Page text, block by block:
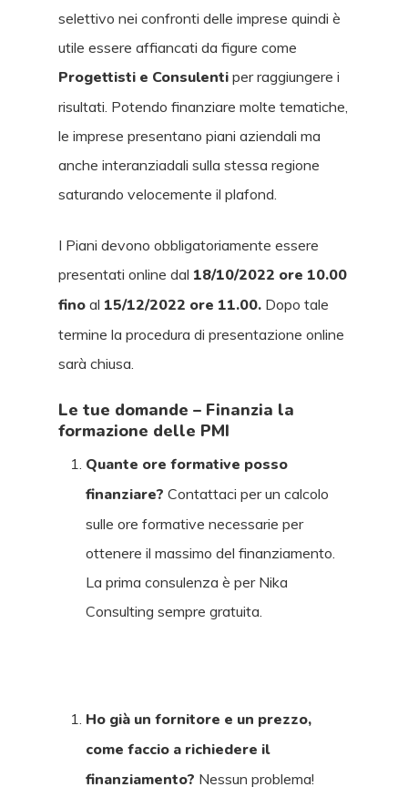
selettivo nei confronti delle imprese quindi è
utile essere affiancati da figure come
Progettisti e Consulenti per raggiungere i
risultati. Potendo finanziare molte tematiche,
le imprese presentano piani aziendali ma
anche interanziadali sulla stessa regione
saturando velocemente il plafond.
I Piani devono obbligatoriamente essere
presentati online dal 18/10/2022 ore 10.00
finoal 15/12/2022 ore 11.00. Dopo tale
termine la procedura di presentazione online
sarà chiusa.
Le tue domande – Finanzia la
formazione delle PMI
Quante ore formative posso
finanziare?Contattaci per un calcolo
sulle ore formative necessarie per
ottenere il massimo del finanziamento.
La prima consulenza è per Nika
Consulting sempre gratuita.
Ho già un fornitore e un prezzo,
come faccio a richiedere il
finanziamento? Nessun problema!